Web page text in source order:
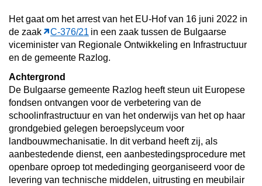
Het gaat om het arrest van het EU-Hof van 16 juni 2022 in
de zaak
C-376/21 in een zaak tussen de Bulgaarse
viceminister van Regionale Ontwikkeling en Infrastructuur
en de gemeente Razlog.
Achtergrond
De Bulgaarse gemeente Razlog heeft steun uit Europese
fondsen ontvangen voor de verbetering van de
schoolinfrastructuur en van het onderwijs van het op haar
grondgebied gelegen beroepslyceum voor
landbouwmechanisatie. In dit verband heeft zij, als
aanbestedende dienst, een aanbestedingsprocedure met
openbare oproep tot mededinging georganiseerd voor de
levering van technische middelen, uitrusting en meubilair